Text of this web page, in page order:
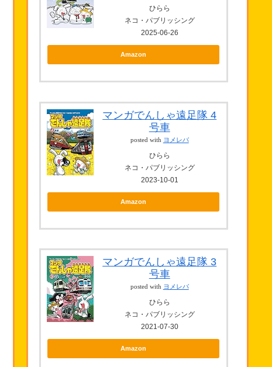
ひらら
ネコ・パブリッシング
2025-06-26
Amazon
マンガでんしゃ遠足隊 4
号車
posted with ヨメレバ
ひらら
ネコ・パブリッシング
2023-10-01
Amazon
マンガでんしゃ遠足隊 3
号車
posted with ヨメレバ
ひらら
ネコ・パブリッシング
2021-07-30
Amazon